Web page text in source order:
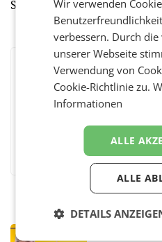
Stampe überaus zufrieden.
BEWERTEN SIE DIESEN ARTIKEL
MessengerWhatsApp
Wir verwenden
verbessern. Durch
unserer Webseite
Verwendung von
Cookie-Richtlinie zu.
Informationen
ALLE
ALLE
DETAILS